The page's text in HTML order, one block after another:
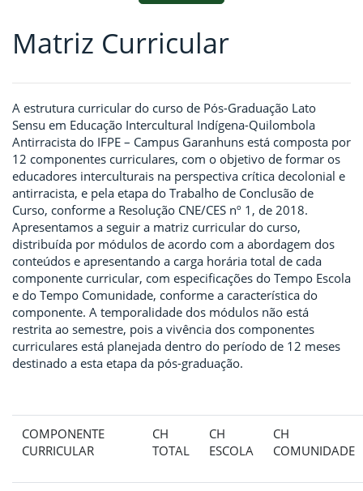
Fim da navegação
Início do conteúdo
Matriz Curricular
A estrutura curricular do curso de Pós-Graduação Lato
Sensu em Educação Intercultural Indígena-Quilombola
Antirracista do IFPE – Campus Garanhuns está composta por
12 componentes curriculares, com o objetivo de formar os
educadores interculturais na perspectiva crítica decolonial e
antirracista, e pela etapa do Trabalho de Conclusão de
Curso, conforme a Resolução CNE/CES nº 1, de 2018.
Apresentamos a seguir a matriz curricular do curso,
distribuída por módulos de acordo com a abordagem dos
conteúdos e apresentando a carga horária total de cada
componente curricular, com especificações do Tempo Escola
e do Tempo Comunidade, conforme a característica do
componente. A temporalidade dos módulos não está
restrita ao semestre, pois a vivência dos componentes
curriculares está planejada dentro do período de 12 meses
destinado a esta etapa da pós-graduação.
COMPONENTE
CURRICULAR
CH
TOTAL
CH
ESCOLA
CH
COMUNIDADE